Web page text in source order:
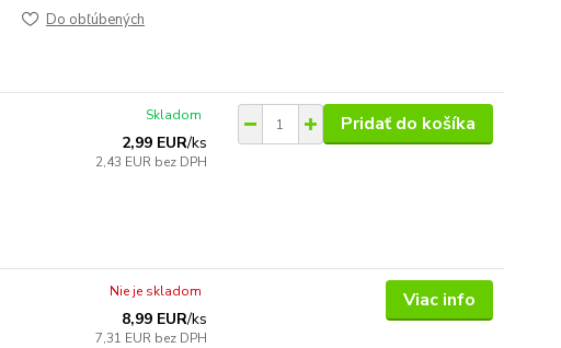
Do obľúbených
2,99 EUR/ks
2,43 EUR bez DPH
Skladom Pridať do košíka
8,99 EUR/ks
7,31 EUR bez DPH
Nie je skladom Viac info